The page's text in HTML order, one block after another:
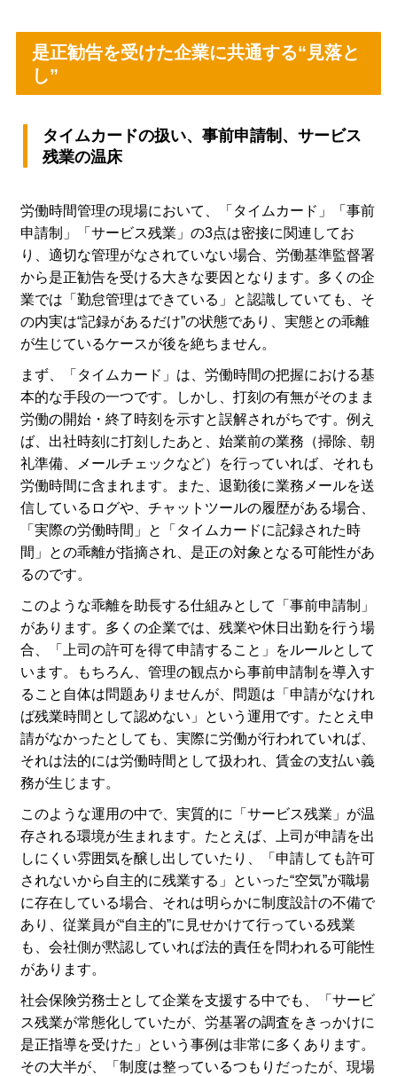
是正勧告を受けた企業に共通する“見落と
し”
タイムカードの扱い、事前申請制、サービス
残業の温床
労働時間管理の現場において、「タイムカード」「事前
申請制」「サービス残業」の3点は密接に関連してお
り、適切な管理がなされていない場合、労働基準監督署
から是正勧告を受ける大きな要因となります。多くの企
業では「勤怠管理はできている」と認識していても、そ
の内実は“記録があるだけ”の状態であり、実態との乖離
が生じているケースが後を絶ちません。
まず、「タイムカード」は、労働時間の把握における基
本的な手段の一つです。しかし、打刻の有無がそのまま
労働の開始・終了時刻を示すと誤解されがちです。例え
ば、出社時刻に打刻したあと、始業前の業務（掃除、朝
礼準備、メールチェックなど）を行っていれば、それも
労働時間に含まれます。また、退勤後に業務メールを送
信しているログや、チャットツールの履歴がある場合、
「実際の労働時間」と「タイムカードに記録された時
間」との乖離が指摘され、是正の対象となる可能性があ
るのです。
このような乖離を助長する仕組みとして「事前申請制」
があります。多くの企業では、残業や休日出勤を行う場
合、「上司の許可を得て申請すること」をルールとして
います。もちろん、管理の観点から事前申請制を導入す
ること自体は問題ありませんが、問題は「申請がなけれ
ば残業時間として認めない」という運用です。たとえ申
請がなかったとしても、実際に労働が行われていれば、
それは法的には労働時間として扱われ、賃金の支払い義
務が生じます。
このような運用の中で、実質的に「サービス残業」が温
存される環境が生まれます。たとえば、上司が申請を出
しにくい雰囲気を醸し出していたり、「申請しても許可
されないから自主的に残業する」といった“空気”が職場
に存在している場合、それは明らかに制度設計の不備で
あり、従業員が“自主的”に見せかけて行っている残業
も、会社側が黙認していれば法的責任を問われる可能性
があります。
社会保険労務士として企業を支援する中でも、「サービ
ス残業が常態化していたが、労基署の調査をきっかけに
是正指導を受けた」という事例は非常に多くあります。
その大半が、「制度は整っているつもりだったが、現場